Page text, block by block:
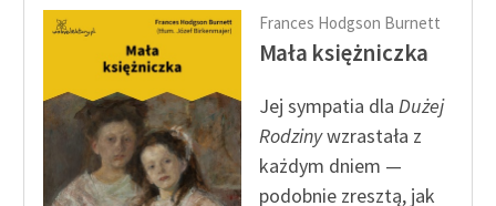
Odkurzamy bohaterów
Szkoła Poezji Wolnych
Lektur
Kontakt
Frances Hodgson Burnett
Mała księżniczka
Jej sympatia dla Dużej
Rodzinywzrastała z
każdym dniem —
podobnie zresztą, jak